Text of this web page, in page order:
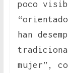
poco
han
mujer”,